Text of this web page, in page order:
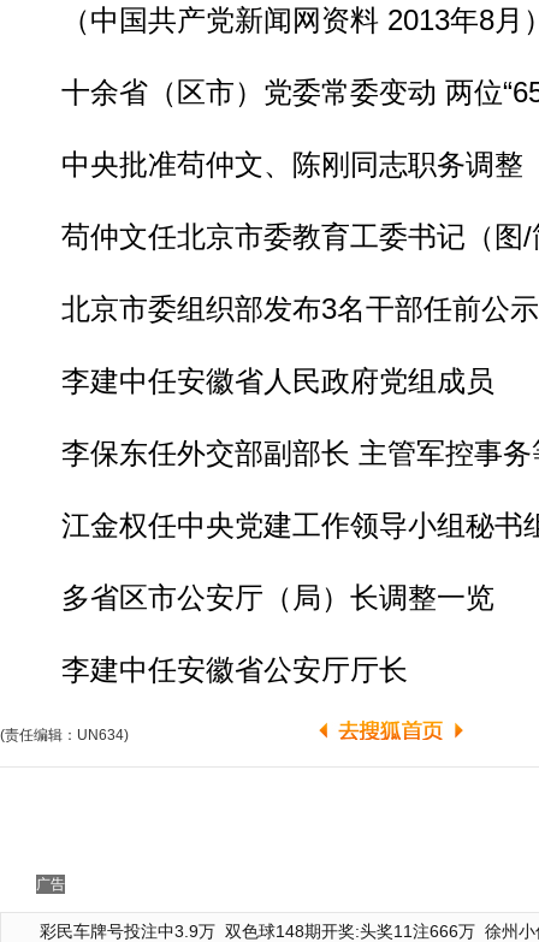
（中国共产党新闻网资料 2013年8月
十余省（区市）党委常委变动 两位
中央批准苟仲文、陈刚同志职务调整
苟仲文任北京市委教育工委书记（图/
北京市委组织部发布3名干部任前公
李建中任安徽省人民政府党组成员
李保东任外交部副部长 主管军控事务
江金权任中央党建工作领导小组秘书
多省区市公安厅（局）长调整一览
李建中任安徽省公安厅厅长
(责任编辑：UN634)
广告
彩民车牌号投注中3.9万 双色球148期开奖:头奖11注666万 徐州